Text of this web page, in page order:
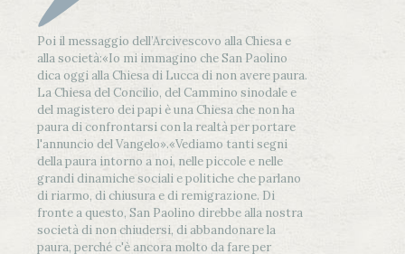
Poi il messaggio dell’Arcivescovo alla Chiesa e
alla società:«Io mi immagino che San Paolino
dica oggi alla Chiesa di Lucca di non avere paura.
La Chiesa del Concilio, del Cammino sinodale e
del magistero dei papi è una Chiesa che non ha
paura di confrontarsi con la realtà per portare
l'annuncio del Vangelo».«Vediamo tanti segni
della paura intorno a noi, nelle piccole e nelle
grandi dinamiche sociali e politiche che parlano
di riarmo, di chiusura e di remigrazione. Di
fronte a questo, San Paolino direbbe alla nostra
società di non chiudersi, di abbandonare la
paura, perché c'è ancora molto da fare per